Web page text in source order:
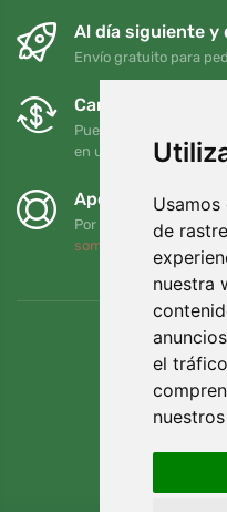
de
nuestra
el
Al día siguiente
Envío gratuito para
Cambios y
Puede devolver o
en un plazo de 90 días
Apoyamos a
Por cada pedido
somos